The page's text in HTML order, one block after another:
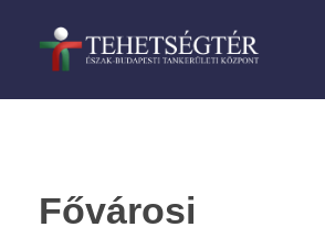
TehetségTÉR
HÍREK
Fővárosi